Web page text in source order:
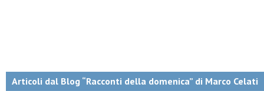
Articoli dal Blog “Racconti della domenica” di Marco Celati